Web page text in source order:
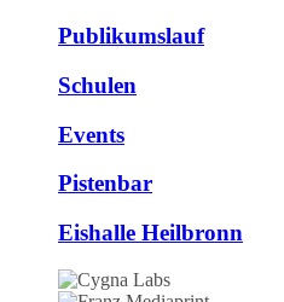
Publikumslauf
Schulen
Events
Pistenbar
Eishalle Heilbronn